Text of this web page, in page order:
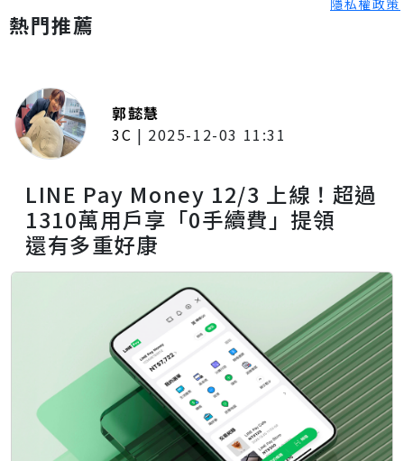
隱私權政策
熱門推薦
郭懿慧
3C | 2025-12-03 11:31
LINE Pay Money 12/3 上線！超過
1310萬用戶享「0手續費」提領
還有多重好康